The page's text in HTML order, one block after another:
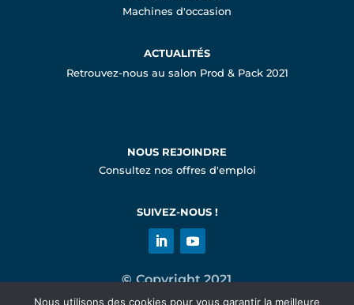
Machines d'occasion
ACTUALITÉS
Retrouvez-nous au salon Prod & Pack 2021
NOUS REJOINDRE
Consultez nos offres d'emploi
SUIVEZ-NOUS !
©Copyright 2021
Nous utilisons des cookies pour vous garantir la meilleure